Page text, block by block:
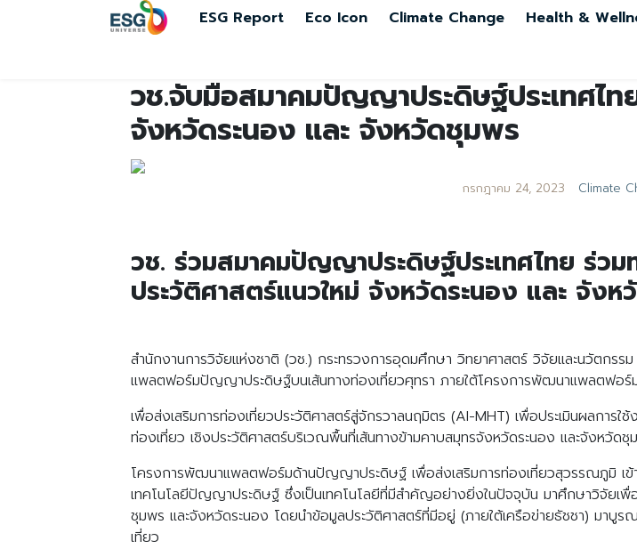
ESG Report Eco Icon Climate Change Health &
วช.จับมือสมาคมปัญญาประดิษฐ์ประเทศไ
จังหวัดระนอง และ จังหวัดชุมพร
กรกฎาคม 24, 2023 Climate
วช. ร่วมสมาคมปัญญาประดิษฐ์ประเทศไทย ร่ว
ประวัติศาสตร์แนวใหม่ จังหวัดระนอง และ จัง
สำนักงานการวิจัยแห่งชาติ (วช.) กระทรวงการอุดมศึกษา วิทยาศาสตร์ วิจัยและนวัตก
แพลตฟอร์มปัญญาประดิษฐ์บนเส้นทางท่องเที่ยวศุทรา ภายใต้โครงการพัฒนาแพลตฟอ
เพื่อส่งเสริมการท่องเที่ยวประวัติศาสตร์สู่จักรวาลนฤมิตร (AI-MHT) เพื่อประเมินผลกา
ท่องเที่ยว เชิงประวัติศาสตร์บริเวณพื้นที่เส้นทางข้ามคาบสมุทรจังหวัดระนอง และจังหวัดชุ
โครงการพัฒนาแพลตฟอร์มด้านปัญญาประดิษฐ์ เพื่อส่งเสริมการท่องเที่ยวสุวรรณภูมิ เข้
เทคโนโลยีปัญญาประดิษฐ์ ซึ่งเป็นเทคโนโลยีที่มีสำคัญอย่างยิ่งในปัจจุบัน มาศึกษาวิจัย
ชุมพร และจังหวัดระนอง โดยนำข้อมูลประวัติศาสตร์ที่มีอยู่ (ภายใต้เครือข่ายธัชชา) มาบู
เที่ยว